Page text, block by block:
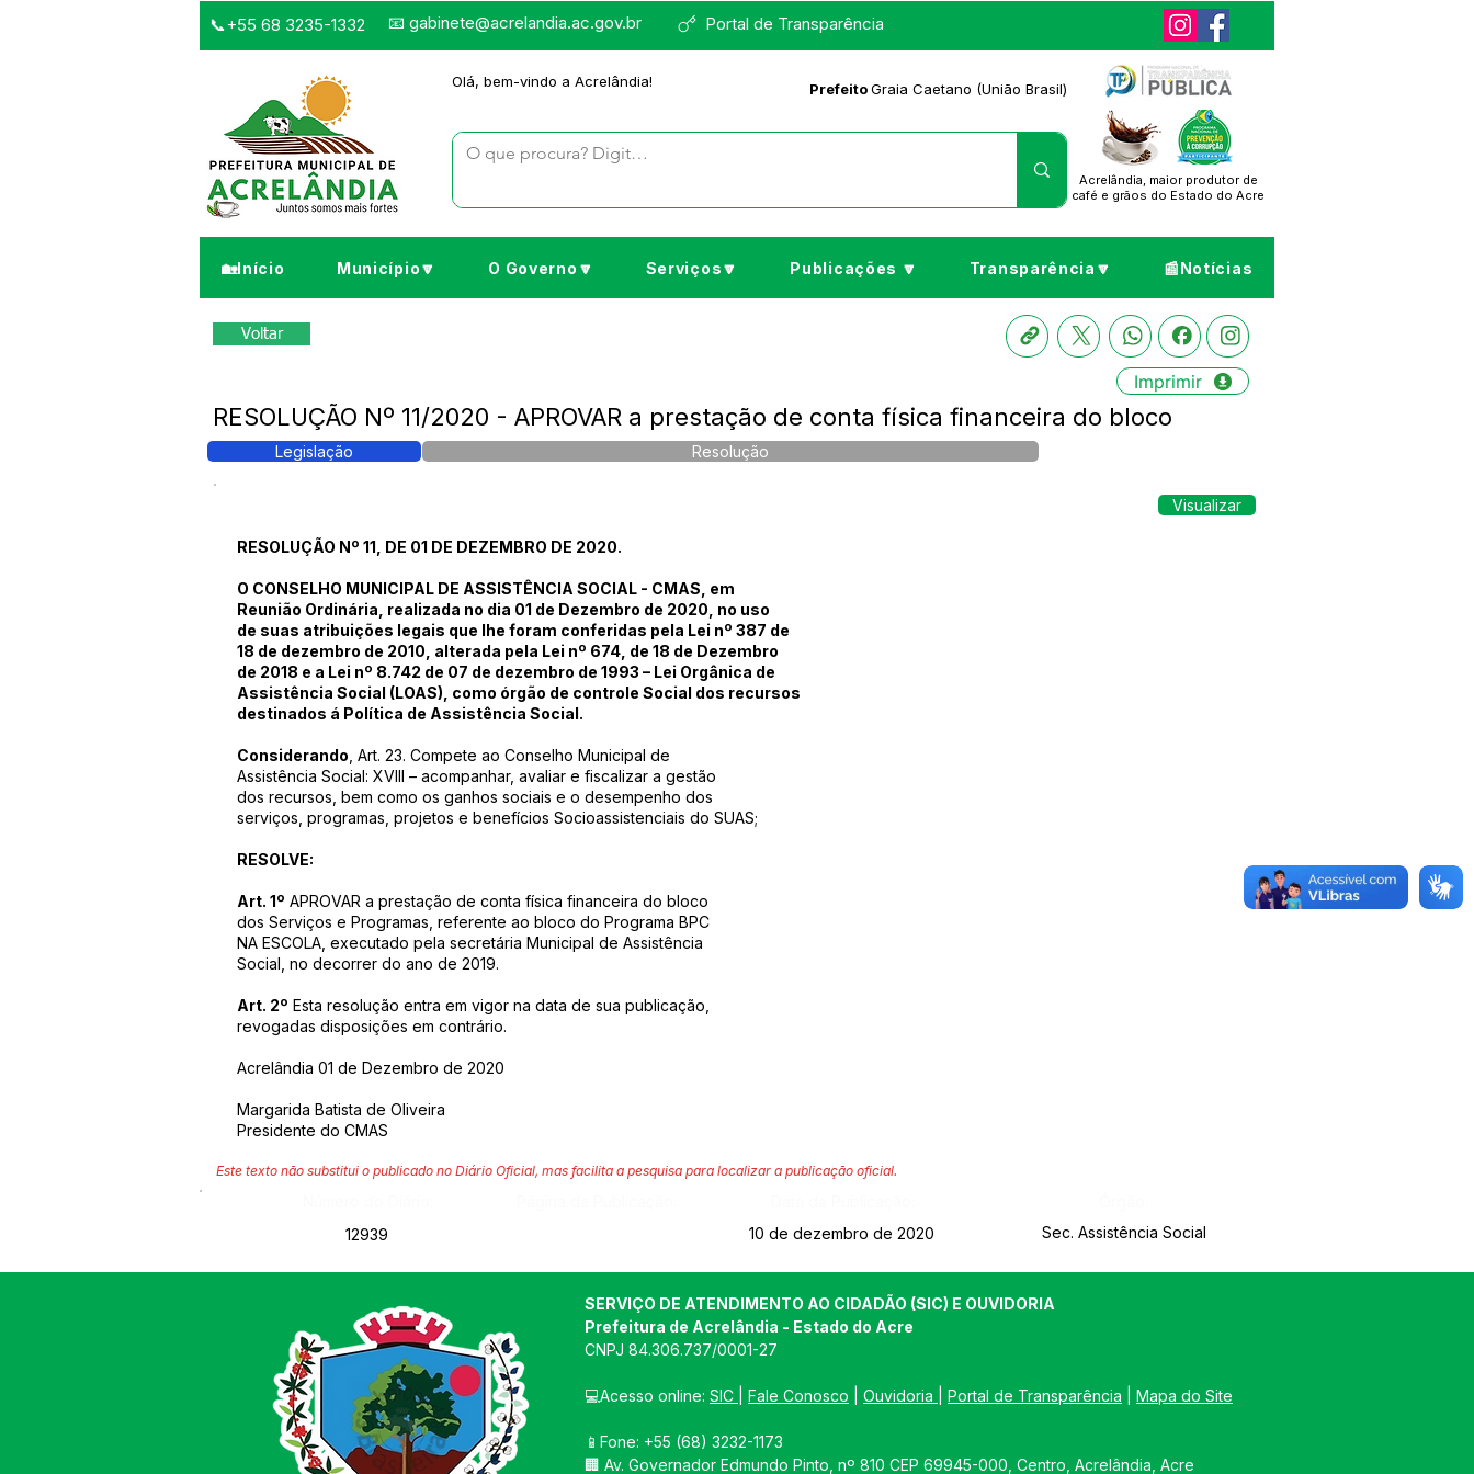
Portal de Transparência
📞+55 68 3235-1332 📧 gabinete@acrelandia.ac.gov.br
Olá, bem-vindo a Acrelândia! PrefeitoGraia Caetano (União Brasil)
Acrelândia, maior produtor de
café e grãos do Estado do Acre
🏡Início Município🔽 O Governo🔽 Serviços🔽 Publicações 🔽 Transparência🔽 📰Notícias
Voltar
Imprimir
RESOLUÇÃO Nº 11/2020 - APROVAR a prestação de conta física financeira do bloco
Legislação Resolução
Visualizar
RESOLUÇÃO Nº 11, DE 01 DE DEZEMBRO DE 2020.
O CONSELHO MUNICIPAL DE ASSISTÊNCIA SOCIAL - CMAS, em
Reunião Ordinária, realizada no dia 01 de Dezembro de 2020, no uso
de suas atribuições legais que lhe foram conferidas pela Lei nº 387 de
18 de dezembro de 2010, alterada pela Lei nº 674, de 18 de Dezembro
de 2018 e a Lei nº 8.742 de 07 de dezembro de 1993 – Lei Orgânica de
Assistência Social (LOAS), como órgão de controle Social dos recursos
destinados á Política de Assistência Social.
Considerando , Art. 23. Compete ao Conselho Municipal de
Assistência Social: XVIII – acompanhar, avaliar e fiscalizar a gestão
dos recursos, bem como os ganhos sociais e o desempenho dos
serviços, programas, projetos e benefícios Socioassistenciais do SUAS;
RESOLVE:
Art. 1º APROVAR a prestação de conta física financeira do bloco
dos Serviços e Programas, referente ao bloco do Programa BPC
NA ESCOLA, executado pela secretária Municipal de Assistência
Social, no decorrer do ano de 2019.
Art. 2º Esta resolução entra em vigor na data de sua publicação,
revogadas disposições em contrário.
Acrelândia 01 de Dezembro de 2020
Margarida Batista de Oliveira
Presidente do CMAS
Este texto não substitui o publicado no Diário Oficial, mas facilita a pesquisa para localizar a publicação oficial.
12939
10 de dezembro de 2020 Sec. Assistência Social
SERVIÇO DE ATENDIMENTO AO CIDADÃO (SIC) E OUVIDORIA
Prefeitura de Acrelândia - Estado do Acre
CNPJ 84.306.737/0001-27
💻Acesso online: SIC Fale Conosco Ouvidoria Portal de Transparência Mapa do Site
📱Fone: +55 (68) 3232-1173
🏢 Av. Governador Edmundo Pinto, nº 810 CEP 69945-000, Centro, Acrelândia, Acre